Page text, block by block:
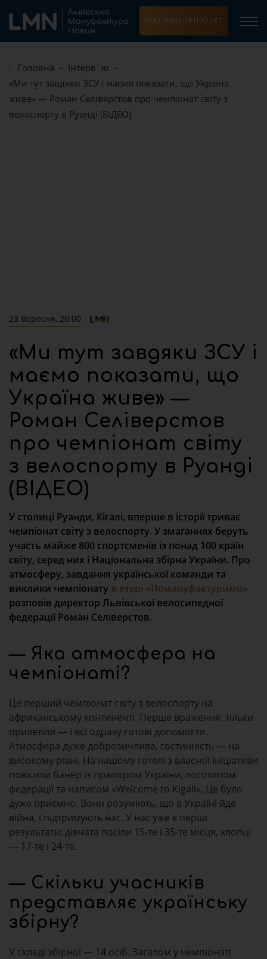
ПІДТРИМАТИ ПРОЕКТ
Головна
Інтерв`ю
«Ми тут завдяки ЗСУ і маємо показати, що Україна
живе» — Роман Селіверстов про чемпіонат світу з
велоспорту в Руанді (ВІДЕО)
23 Вересня, 20:00
«Ми тут завдяки ЗСУ і
маємо показати, що
Україна живе» —
Роман Селіверстов
про чемпіонат світу
з велоспорту в Руанді
(ВІДЕО)
У столиці Руанди, Кігалі, вперше в історії триває
чемпіонат світу з велоспорту. У змаганнях беруть
участь майже 800 спортсменів із понад 100 країн
світу, серед них і Національна збірна України. Про
атмосферу, завдання української команди та
виклики чемпіонату в етері «Помануфактуримо»
розповів директор Львівської велосипедної
федерації Роман Селіверстов.
— Яка атмосфера на
чемпіонаті?
Це перший чемпіонат світу з велоспорту на
африканському континенті. Перше враження: тільки
прилетіли — і всі одразу готові допомогти.
Атмосфера дуже доброзичлива, гостинність — на
високому рівні. На нашому готелі з власної ініціативи
повісили банер із прапором України, логотипом
федерації та написом «Welcome to Kigali». Це було
дуже приємно. Вони розуміють, що в Україні йде
війна, і підтримують нас. У нас уже є перші
результати: дівчата посіли 15-те і 35-те місця, хлопці
— 17-те і 24-те.
— Скільки учасників
представляє українську
збірну?
У складі збірної — 14 осіб. Загалом у чемпіонаті